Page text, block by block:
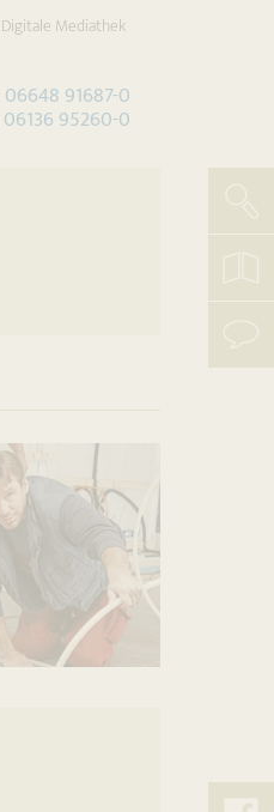
06648 91687-0
06136 95260-0
Digitale Mediathek